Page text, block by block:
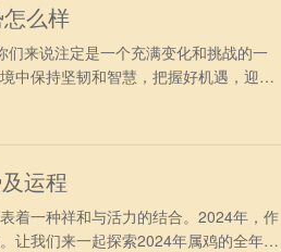
么样
来说注定是一个充满变化和挑战的一
中保持坚韧和智慧，把握好机遇，迎接
运程
一种祥和与活力的结合。2024年，作
让我们来一起探索2024年属鸡的全年运